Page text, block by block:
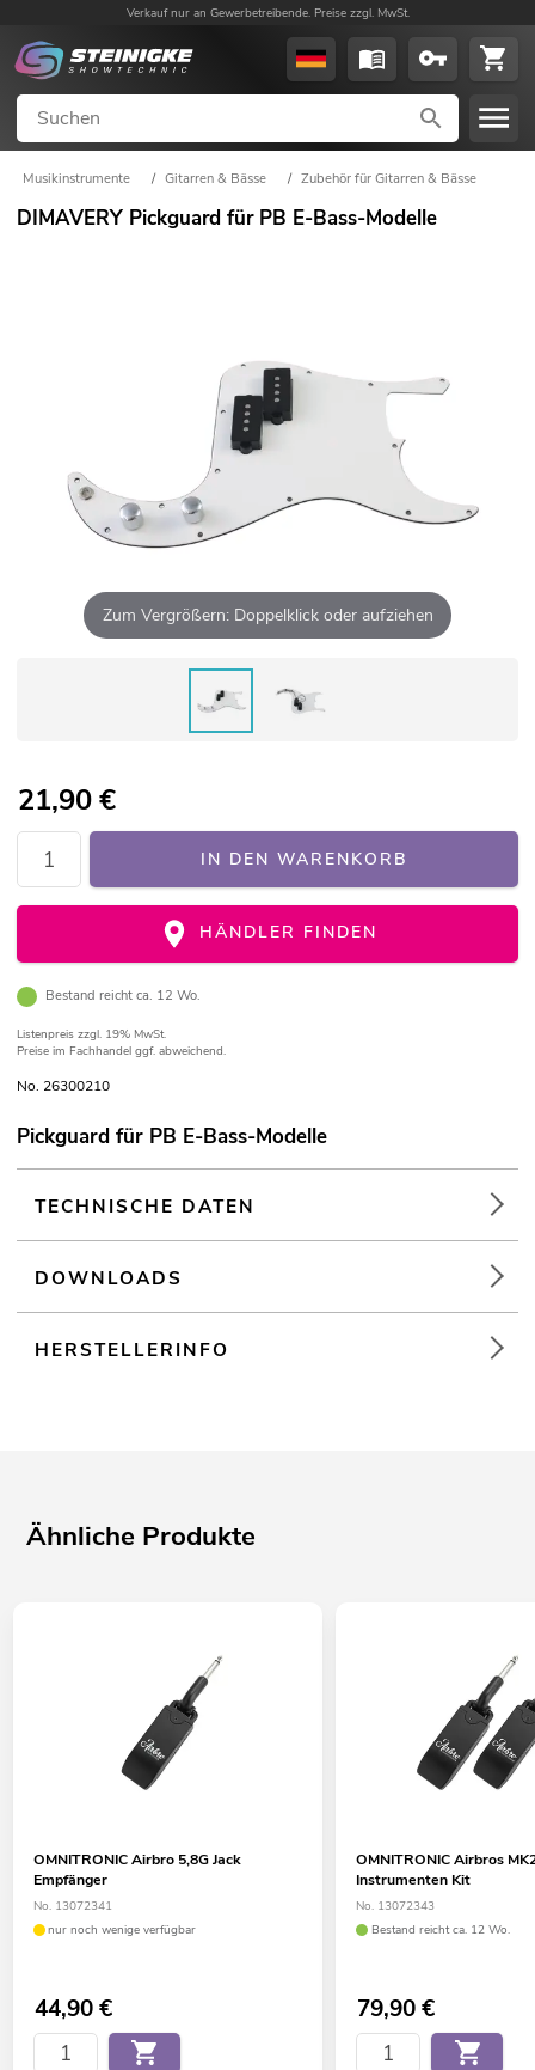
Verkauf nur an Gewerbetreibende. Preise zzgl. MwSt.
Musikinstrumente / Gitarren & Bässe / Zubehör für Gitarren & Bässe
DIMAVERY Pickguard für PB E-Bass-Modelle
Zum Vergrößern: Doppelklick oder aufziehen
21,90€
IN DEN WARENKORB
HÄNDLER FINDEN
Bestand reicht ca. 12 Wo.
Listenpreis zzgl. 19% MwSt.
Preise im Fachhandel ggf. abweichend.
No. 26300210
Pickguard für PB E-Bass-Modelle
TECHNISCHE DATEN
DOWNLOADS
HERSTELLERINFO
Ähnliche Produkte
OMNITRONIC Airbro 5,8G Jack
Empfänger
No. 13072341
nur noch wenige verfügbar
44,90€
OMNITRONIC Airbros
Instrumenten Kit
No. 13072343
Bestand reicht ca. 12 Wo.
79,90€